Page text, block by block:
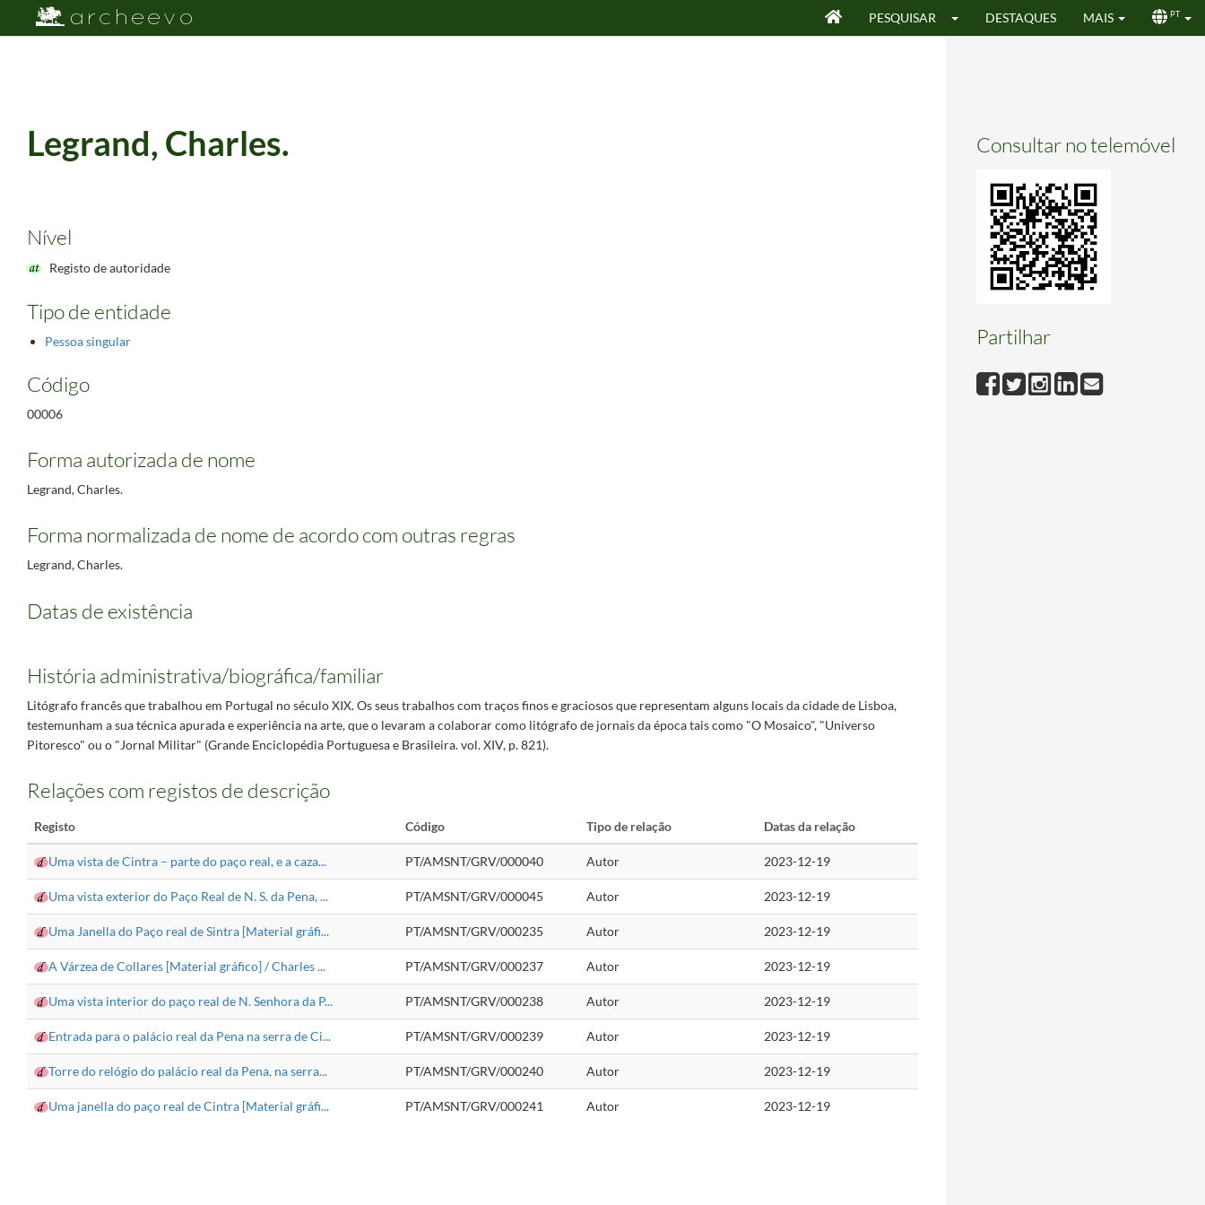
PESQUISAR DESTAQUES MAIS PT
Consultar no telemóvel
Partilhar
Legrand, Charles.
Nível
Registo de autoridade
Tipo de entidade
Pessoa singular
Código
00006
Forma autorizada de nome
Legrand, Charles.
Forma normalizada de nome de acordo com outras regras
Legrand, Charles.
Datas de existência
História administrativa/biográfica/familiar
Litógrafo francês que trabalhou em Portugal no século XIX. Os seus trabalhos com traços finos e graciosos que representam alguns locais da cidade de Lisboa,
testemunham a sua técnica apurada e experiência na arte, que o levaram a colaborar como litógrafo de jornais da época tais como "O Mosaico", "Universo
Pitoresco" ou o "Jornal Militar" (Grande Enciclopédia Portuguesa e Brasileira. vol. XIV, p. 821).
Relações com registos de descrição
Registo Código Tipo de relação Datas da relação
Uma vista de Cintra – parte do paço real, e a caza... PT/AMSNT/GRV/000040 Autor 2023-12-19
Uma vista exterior do Paço Real de N. S. da Pena, ... PT/AMSNT/GRV/000045 Autor 2023-12-19
Uma Janella do Paço real de Sintra [Material gráfi... PT/AMSNT/GRV/000235 Autor 2023-12-19
A Várzea de Collares [Material gráfico] / Charles ... PT/AMSNT/GRV/000237 Autor 2023-12-19
Uma vista interior do paço real de N. Senhora da P... PT/AMSNT/GRV/000238 Autor 2023-12-19
Entrada para o palácio real da Pena na serra de Ci... PT/AMSNT/GRV/000239 Autor 2023-12-19
Torre do relógio do palácio real da Pena, na serra... PT/AMSNT/GRV/000240 Autor 2023-12-19
Uma janella do paço real de Cintra [Material gráfi... PT/AMSNT/GRV/000241 Autor 2023-12-19